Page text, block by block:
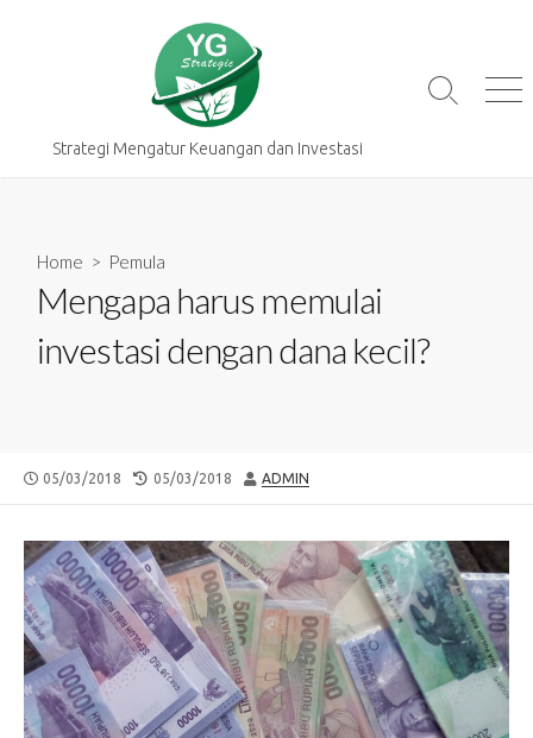
Strategi Mengatur Keuangan dan Investasi
Search
Home > Pemula
Mengapa harus memulai
investasi dengan dana kecil?
PUBLISHED
05/03/2018
LAST
05/03/2018 AUTHOR
ADMIN